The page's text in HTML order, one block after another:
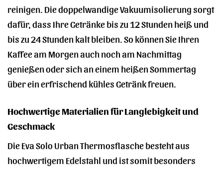
reinigen. Die doppelwandige Vakuumisolierung sorgt
dafür, dass Ihre Getränke bis zu 12 Stunden heiß und
bis zu 24 Stunden kalt bleiben. So können Sie Ihren
Kaffee am Morgen auch noch am Nachmittag
genießen oder sich an einem heißen Sommertag
über ein erfrischend kühles Getränk freuen.
Hochwertige Materialien für Langlebigkeit und
Geschmack
Die Eva Solo Urban Thermosflasche besteht aus
hochwertigem Edelstahl und ist somit besonders